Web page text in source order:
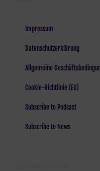
Impressum
Datenschutzerklärung
Allgemeine
Cookie-Richtlinie (EU)
Subscribe to Podcast
Subscribe to News